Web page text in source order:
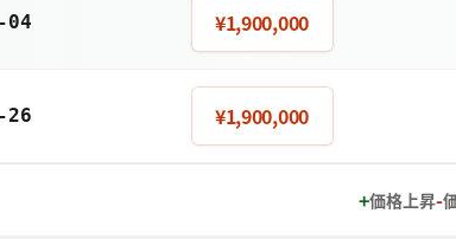
04 ¥1,900,000
26 ¥1,900,000
+価格上昇-